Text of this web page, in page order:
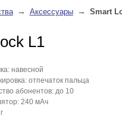
→ Аксессуары → Smart
L1
навесной
отпечаток пальца
абонентов: до 10
240 мАч